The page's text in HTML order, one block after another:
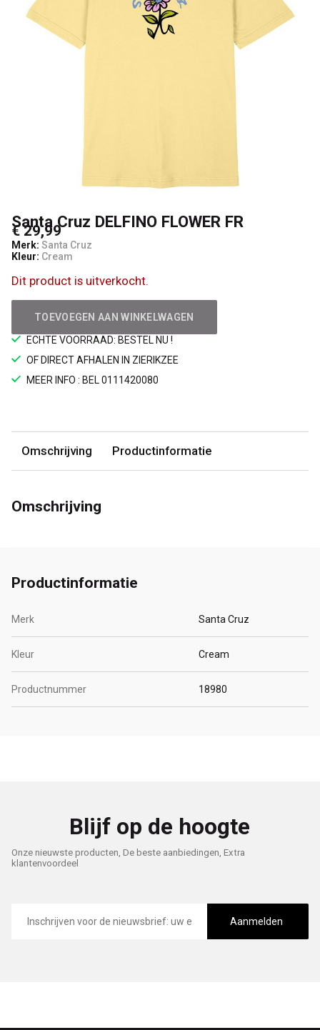
Boardshop
Santa Cruz DELFINO FLOWER FR
€ 29,99
Merk: Santa Cruz
Kleur: Cream
Dit product is uitverkocht.
TOEVOEGEN AAN WINKELWAGEN
ECHTE VOORRAAD: BESTEL NU !
OF DIRECT AFHALEN IN ZIERIKZEE
MEER INFO : BEL 0111420080
Omschrijving Productinformatie
Omschrijving
Productinformatie
Merk Santa Cruz
Kleur Cream
Productnummer 18980
Blijf op de hoogte
Onze nieuwste producten, De beste aanbiedingen, Extra
klantenvoordeel
mailadres
Aanmelden